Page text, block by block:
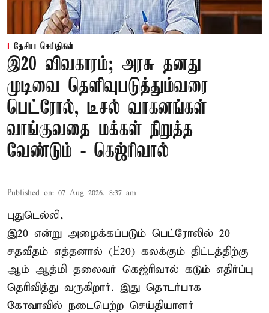
தேசிய செய்திகள்
இ20 விவகாரம்; அரசு தனது
முடிவை தெளிவுபடுத்தும்வரை
பெட்ரோல், டீசல் வாகனங்கள்
வாங்குவதை மக்கள் நிறுத்த
வேண்டும் - கெஜ்ரிவால்
Published on: 07 Aug 2026, 8:37 am
புதுடெல்லி,
இ20 என்று அழைக்கப்படும் பெட்ரோலில் 20
சதவீதம் எத்தனால் (E20) கலக்கும் திட்டத்திற்கு
ஆம் ஆத்மி தலைவர் கெஜ்ரிவால் கடும் எதிர்ப்பு
தெரிவித்து வருகிறார். இது தொடர்பாக
கோவாவில் நடைபெற்ற செய்தியாளர்